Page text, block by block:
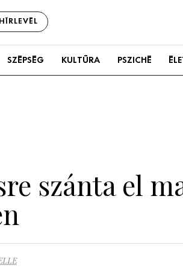
HÍRLEVÉL
SZÉPSÉG KULTÚRA PSZICHÉ
szánta el